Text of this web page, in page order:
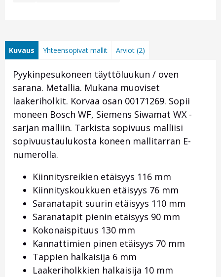
Kuvaus Yhteensopivat mallit Arviot (2)
Pyykinpesukoneen täyttöluukun / oven
sarana. Metallia. Mukana muoviset
laakeriholkit. Korvaa osan 00171269. Sopii
moneen Bosch WF, Siemens Siwamat WX -
sarjan malliin. Tarkista sopivuus malliisi
sopivuustaulukosta koneen mallitarran E-
numerolla.
Kiinnitysreikien etäisyys 116 mm
Kiinnityskoukkuen etäisyys 76 mm
Saranatapit suurin etäisyys 110 mm
Saranatapit pienin etäisyys 90 mm
Kokonaispituus 130 mm
Kannattimien pinen etäisyys 70 mm
Tappien halkaisija 6 mm
Laakeriholkkien halkaisija 10 mm